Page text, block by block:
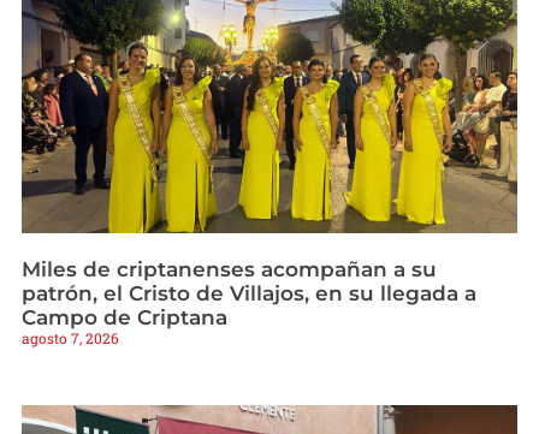
Miles de criptanenses acompañan a su
patrón, el Cristo de Villajos, en su llegada a
Campo de Criptana
agosto 7, 2026